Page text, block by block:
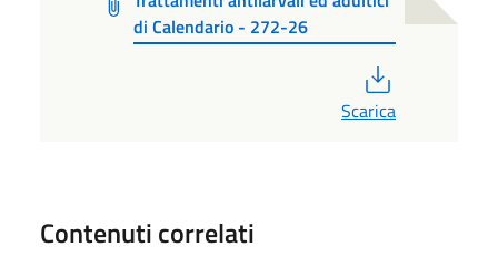
di Calendario - 272-26
Scarica
Contenuti correlati